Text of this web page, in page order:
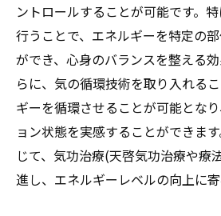
ントロールすることが可能です。
行うことで、エネルギーを特定の
ができ、心身のバランスを整える
らに、気の循環技術を取り入れる
ギーを循環させることが可能とな
ョン状態を実感することができま
じて、気功治療(天啓気功治療や療
進し、エネルギーレベルの向上に寄